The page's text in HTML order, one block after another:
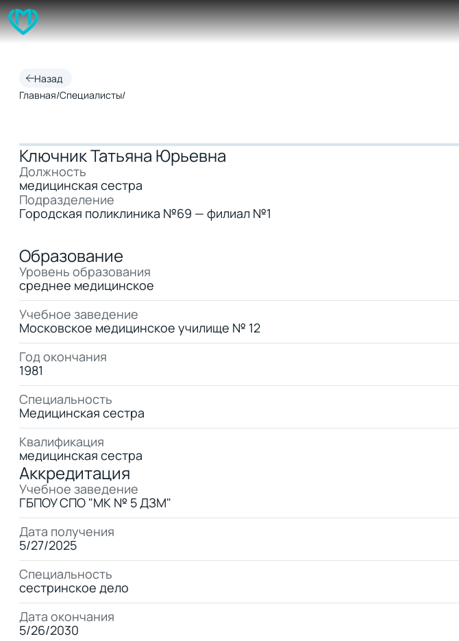
Назад
Главная/Специалисты/
Ключник Татьяна Юрьевна
Должность
медицинская сестра
Подразделение
Городская поликлиника №69 — филиал №1
Образование
Уровень образования
среднее медицинское
Учебное заведение
Московское медицинское училище № 12
Год окончания
1981
Специальность
Медицинская сестра
Квалификация
медицинская сестра
Аккредитация
Учебное заведение
ГБПОУ СПО "МК № 5 ДЗМ"
Дата получения
5/27/2025
Специальность
сестринское дело
Дата окончания
5/26/2030